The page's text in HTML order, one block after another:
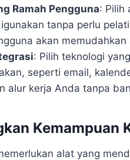
Ramah Pengguna: Pilih
tanpa perlu
akan
: Pilih teknologi
seperti email,
alur kerja Anda tanpa
Kemampuan
alat yang